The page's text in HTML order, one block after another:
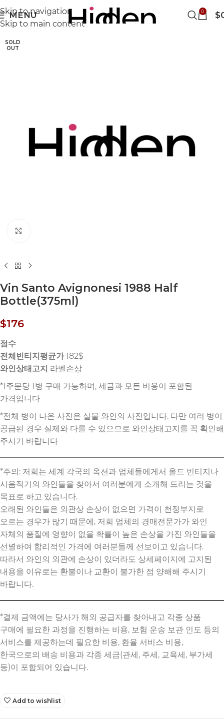
Skip to navigation
Skip to main content
MENU 0 $
SOLD
OUT
Vin Santo Avignonesi 1988 Half
Bottle(375ml)
$176
점수
전체빈티지평균가182$
와인상태고지 라벨손상
*주의: 저희는 세계 각국의 옥션과 업체들에게서 올드 빈티지나
시음적기의 와인들을 찾아서 여러분에게 소개해 드리는 것을
목표로 하고 있습니다.
오래된 와인들은 외관상 손상이 없으면 가격이 천정부지로
오르는 경우가 많기 때문에, 저희 업체의 경매전문가가 와인
자체의 품질에 영향이 없을 확률이 높은 손상을 가진 와인들을
선별하여 합리적인 가격에 여러분들께 선보이고 있습니다.
따라서 와인의 외관에 손상이 있더라도 상세페이지에 고지된
내용을 이유로는 환불이나 교환이 불가한 점 양해해 주시기
바랍니다.
Add to wishlist